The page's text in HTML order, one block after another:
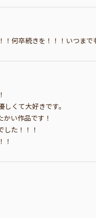
！何卒続きを！！！いつまで
くて大好きです。
い作品です！
した！！！
！